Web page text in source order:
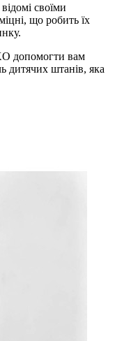
своїми
що робить їх
допомогти вам
дитячих штанів, яка